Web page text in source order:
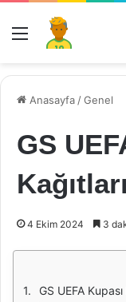
Menü
Anasayfa /Genel
GS
Kağıtları
4 Ekim 2024 3
GS UEFA Kupası